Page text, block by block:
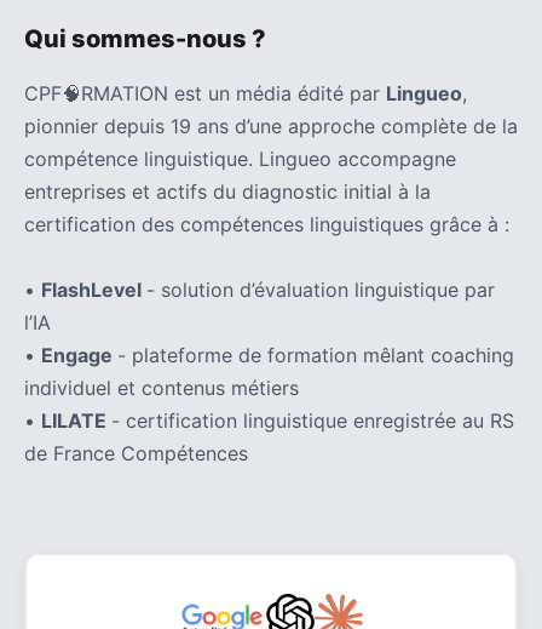
Qui sommes-nous ?
CPF🧠RMATION est un média édité par Lingueo,
pionnier depuis 19 ans d’une approche complète de la
compétence linguistique. Lingueo accompagne
entreprises et actifs du diagnostic initial à la
certification des compétences linguistiques grâce à :
• FlashLevel - solution d’évaluation linguistique par
l’IA
• Engage - plateforme de formation mêlant coaching
individuel et contenus métiers
• LILATE - certification linguistique enregistrée au RS
de France Compétences